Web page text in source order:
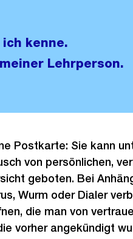
kenne.
Lehrperson.
Postkarte: Sie kann
von persönlichen,
geboten. Bei
Wurm oder Dialer
die man von
vorher angekündigt